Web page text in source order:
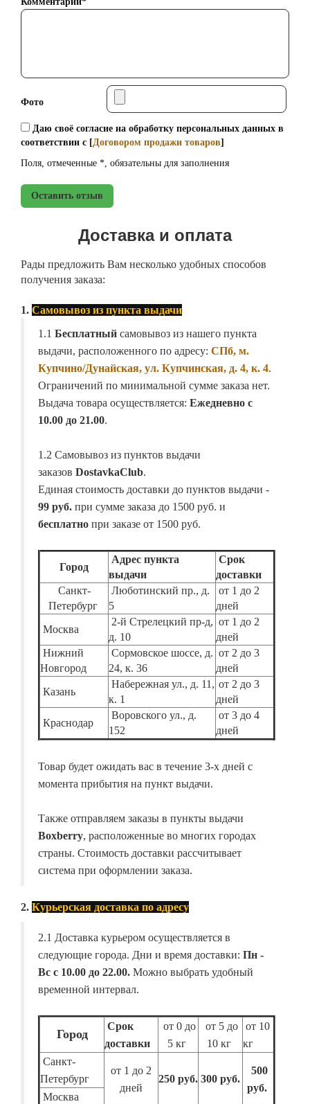
Фото
Даю своё согласие на обработку персональных данных в
соответствии с [Договором продажи товаров]
Поля, отмеченные *, обязательны для заполнения
Оставить отзыв
Доставка и оплата
Рады предложить Вам несколько удобных способов
получения заказа:
1. Самовывоз из пункта выдачи
1.1 Бесплатный самовывоз из нашего пункта
выдачи, расположенного по адресу: СПб, м.
Купчино/Дунайская, ул. Купчинская, д. 4, к. 4.
Ограничений по минимальной сумме заказа нет.
Выдача товара осуществляется: Ежедневно с
10.00 до 21.00.
1.2 Самовывоз из пунктов выдачи
заказов DostavkaClub.
Единая стоимость доставки до пунктов выдачи -
99 руб. при сумме заказа до 1500 руб. и
бесплатно при заказе от 1500 руб.
Город
Адрес пункта
выдачи
Срок
доставки
Санкт-
Петербург
Люботинский пр., д.
5
от 1 до 2
дней
Москва
2-й Стрелецкий пр-д,
д. 10
от 1 до 2
дней
Нижний
Новгород
Сормовское шоссе, д.
24, к. 36
от 2 до 3
дней
Казань
Набережная ул., д. 11,
к. 1
от 2 до 3
дней
Краснодар
Воровского ул., д.
152
от 3 до 4
дней
Товар будет ожидать вас в течение 3-х дней с
момента прибытия на пункт выдачи.
Также отправляем заказы в пункты выдачи
Boxberry, расположенные во многих городах
страны. Стоимость доставки рассчитывает
система при оформлении заказа.
2. Курьерская доставка по адресу
2.1 Доставка курьером осуществляется в
следующие города. Дни и время доставки: Пн -
Вс с 10.00 до 22.00. Можно выбрать удобный
временной интервал.
Город
Срок
доставки
от 0 до
5 кг
от 5 до
10 кг
от 10
кг
Санкт-
Петербург
от 1 до 2
дней
250 руб. 300 руб.
500
руб.
Москва